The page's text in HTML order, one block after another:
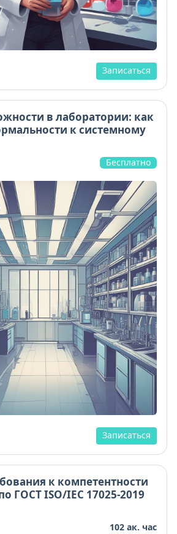
Записаться
в лаборатории: как
к системному
Бесплатно
Записаться
к компетентности
ГОСТ ISO/IEC 17025-2019
102 ак. час